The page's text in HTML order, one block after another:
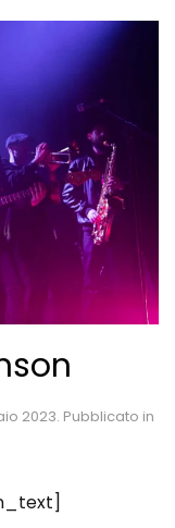
2023. Pubblicato in